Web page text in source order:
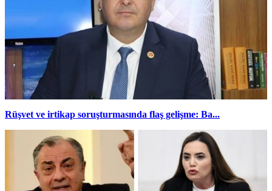
Rüşvet ve irtikap soruşturmasında flaş gelişme: Ba...